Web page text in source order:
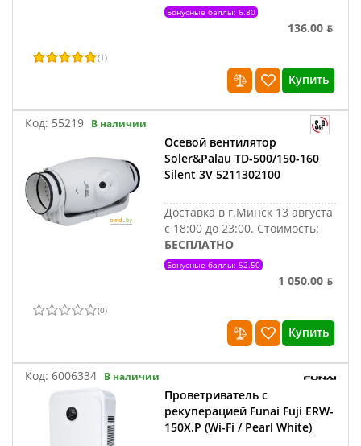
Бонусные баллы: 6.80
136.00 ƃ
(1)
Купить
Код: 55219 В наличии
Осевой вентилятор
Soler&Palau TD-500/150-160
Silent 3V 5211302100
Доставка в г.Минск 13 августа
с 18:00 до 23:00. Стоимость:
БЕСПЛАТНО
Бонусные баллы: 52.50
1 050.00 ƃ
(0)
Купить
Код: 6006334 В наличии
Проветриватель с
рекуперацией Funai Fuji ERW-
150X.P (Wi-Fi / Pearl White)